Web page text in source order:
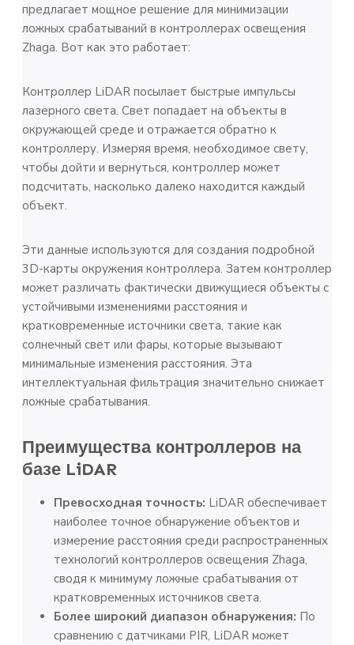
предлагает мощное решение для минимизации
ложных срабатываний в контроллерах освещения
Zhaga. Вот как это работает:
Контроллер LiDAR посылает быстрые импульсы
лазерного света. Свет попадает на объекты в
окружающей среде и отражается обратно к
контроллеру. Измеряя время, необходимое свету,
чтобы дойти и вернуться, контроллер может
подсчитать, насколько далеко находится каждый
объект.
Эти данные используются для создания подробной
3D-карты окружения контроллера. Затем контроллер
может различать фактически движущиеся объекты с
устойчивыми изменениями расстояния и
кратковременные источники света, такие как
солнечный свет или фары, которые вызывают
минимальные изменения расстояния. Эта
интеллектуальная фильтрация значительно снижает
ложные срабатывания.
Преимущества контроллеров на
базе LiDAR
Превосходная точность: LiDAR обеспечивает
наиболее точное обнаружение объектов и
измерение расстояния среди распространенных
технологий контроллеров освещения Zhaga,
сводя к минимуму ложные срабатывания от
кратковременных источников света.
Более широкий диапазон обнаружения: По
сравнению с датчиками PIR, LiDAR может